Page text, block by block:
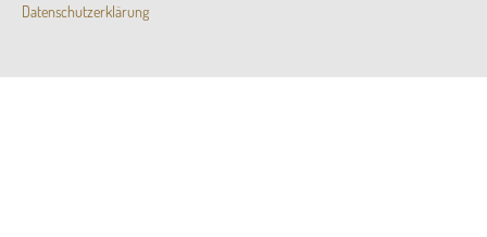
Datenschutzerklärung